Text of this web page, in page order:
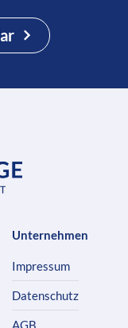
Unternehmen
Impressum
Datenschutz
AGB